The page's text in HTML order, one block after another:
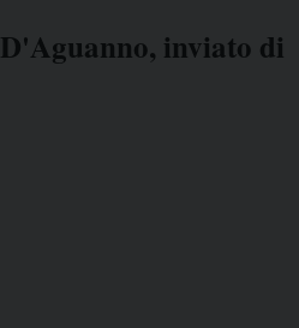
inviato di